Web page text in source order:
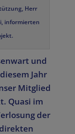
Herr
informierten
und
Jahr
Mitglied
Quasi im
der